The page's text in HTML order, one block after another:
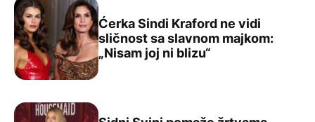
Ćerka Sindi Kraford ne vidi sličnost sa slavnom majkom:
Ćerka Sindi Kraford ne vidi
sličnost sa slavnom majkom:
„Nisam joj ni blizu“